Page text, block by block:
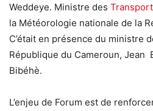
Weddeye. Ministre des
la Météorologie nationale de la
C’était en présence du ministre
République du Cameroun, Jean
Bibéhè.
L’enjeu de Forum est de